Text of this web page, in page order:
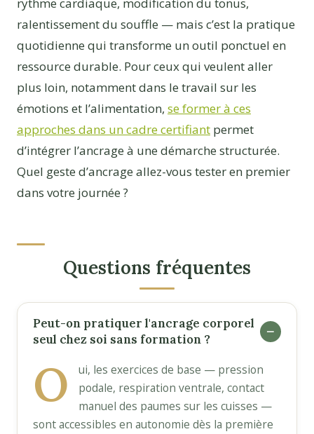
ralentissement du souffle — mais c’est la pratique
quotidienne qui transforme un outil ponctuel en
ressource durable. Pour ceux qui veulent aller
plus loin, notamment dans le travail sur les
émotions et l’alimentation, se former à ces
approches dans un cadre certifiant permet
d’intégrer l’ancrage à une démarche structurée.
Quel geste d’ancrage allez-vous tester en premier
dans votre journée ?
Questions fréquentes
Peut-on pratiquer l'ancrage corporel
seul chez soi sans formation ?
O
ui, les exercices de base — pression
podale, respiration ventrale, contact
manuel des paumes sur les cuisses —
sont accessibles en autonomie dès la première